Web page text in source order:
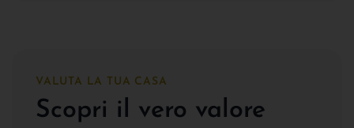
VALUTA LA TUA CASA
Scopri il vero valore